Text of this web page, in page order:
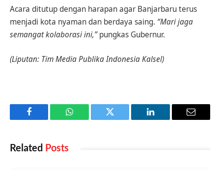
Acara ditutup dengan harapan agar Banjarbaru terus
menjadi kota nyaman dan berdaya saing. “Mari jaga
semangat kolaborasi ini,”pungkas Gubernur.
(Liputan: Tim Media Publika Indonesia Kalsel)
Facebook WhatsApp Twitter LinkedIn Email
Related Posts